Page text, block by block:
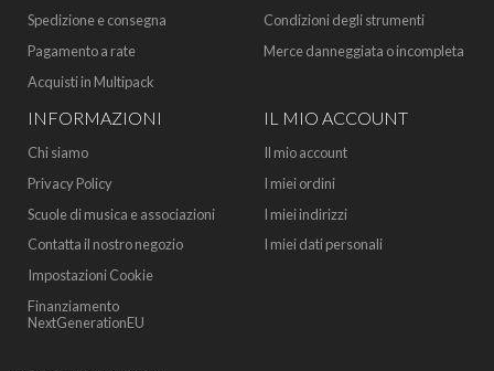
Spedizione e consegna
Pagamento a rate
Acquisti in Multipack
Condizioni degli strumenti
Merce danneggiata o incompleta
INFORMAZIONI
Chi siamo
Privacy Policy
Scuole di musica e associazioni
Contatta il nostro negozio
Impostazioni Cookie
Finanziamento
NextGenerationEU
IL MIO ACCOUNT
Il mio account
I miei ordini
I miei indirizzi
I miei dati personali